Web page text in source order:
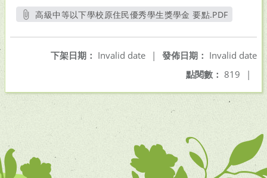
高級中等以下學校原住民優秀學生獎學金 要點.PDF
發佈日期： Invalid date
下架日期： Invalid date
|
點閱數： 819 |